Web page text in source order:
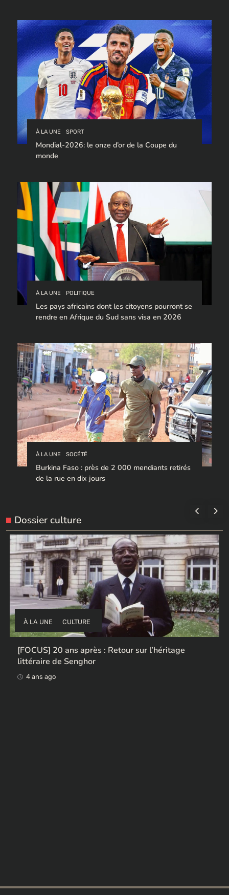
À LA UNE SPORT
Mondial-2026: le onze d’or de la Coupe du
monde
À LA UNE POLITIQUE
Les pays africains dont les citoyens pourront se
rendre en Afrique du Sud sans visa en 2026
À LA UNE SOCÉTÉ
Burkina Faso : près de 2 000 mendiants retirés
de la rue en dix jours
Dossier culture
À LA UNE CULTURE
Ces ex-colonisateurs européens qui rendent des
œuvres africaines pillées